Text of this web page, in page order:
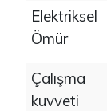
Elektriksel
Ömür
Çalışma
kuvveti